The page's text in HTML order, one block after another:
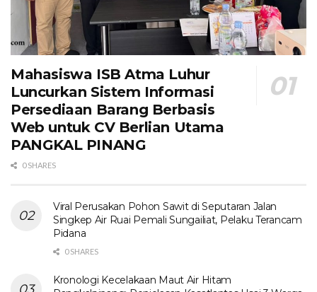
Mahasiswa ISB Atma Luhur
Luncurkan Sistem Informasi
Persediaan Barang Berbasis
Web untuk CV Berlian Utama​
PANGKAL PINANG
0 SHARES
Viral Perusakan Pohon Sawit di Seputaran Jalan
Singkep Air Ruai Pemali Sungailiat, Pelaku Terancam
Pidana
0 SHARES
Kronologi Kecelakaan Maut Air Hitam